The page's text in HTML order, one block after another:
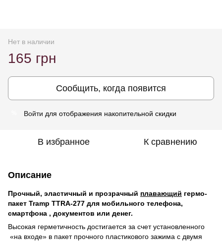
Нет в наличии
165 грн
Сообщить, когда появится
Войти для отображения накопительной скидки
В избранное К сравнению
Описание
Прочный, эластичный и прозрачный плавающий гермо-
пакет Tramp TTRA-277 для мобильного телефона,
смартфона , документов или денег.
Высокая герметичность достигается за счет установленного
«на входе» в пакет прочного пластикового зажима с двумя